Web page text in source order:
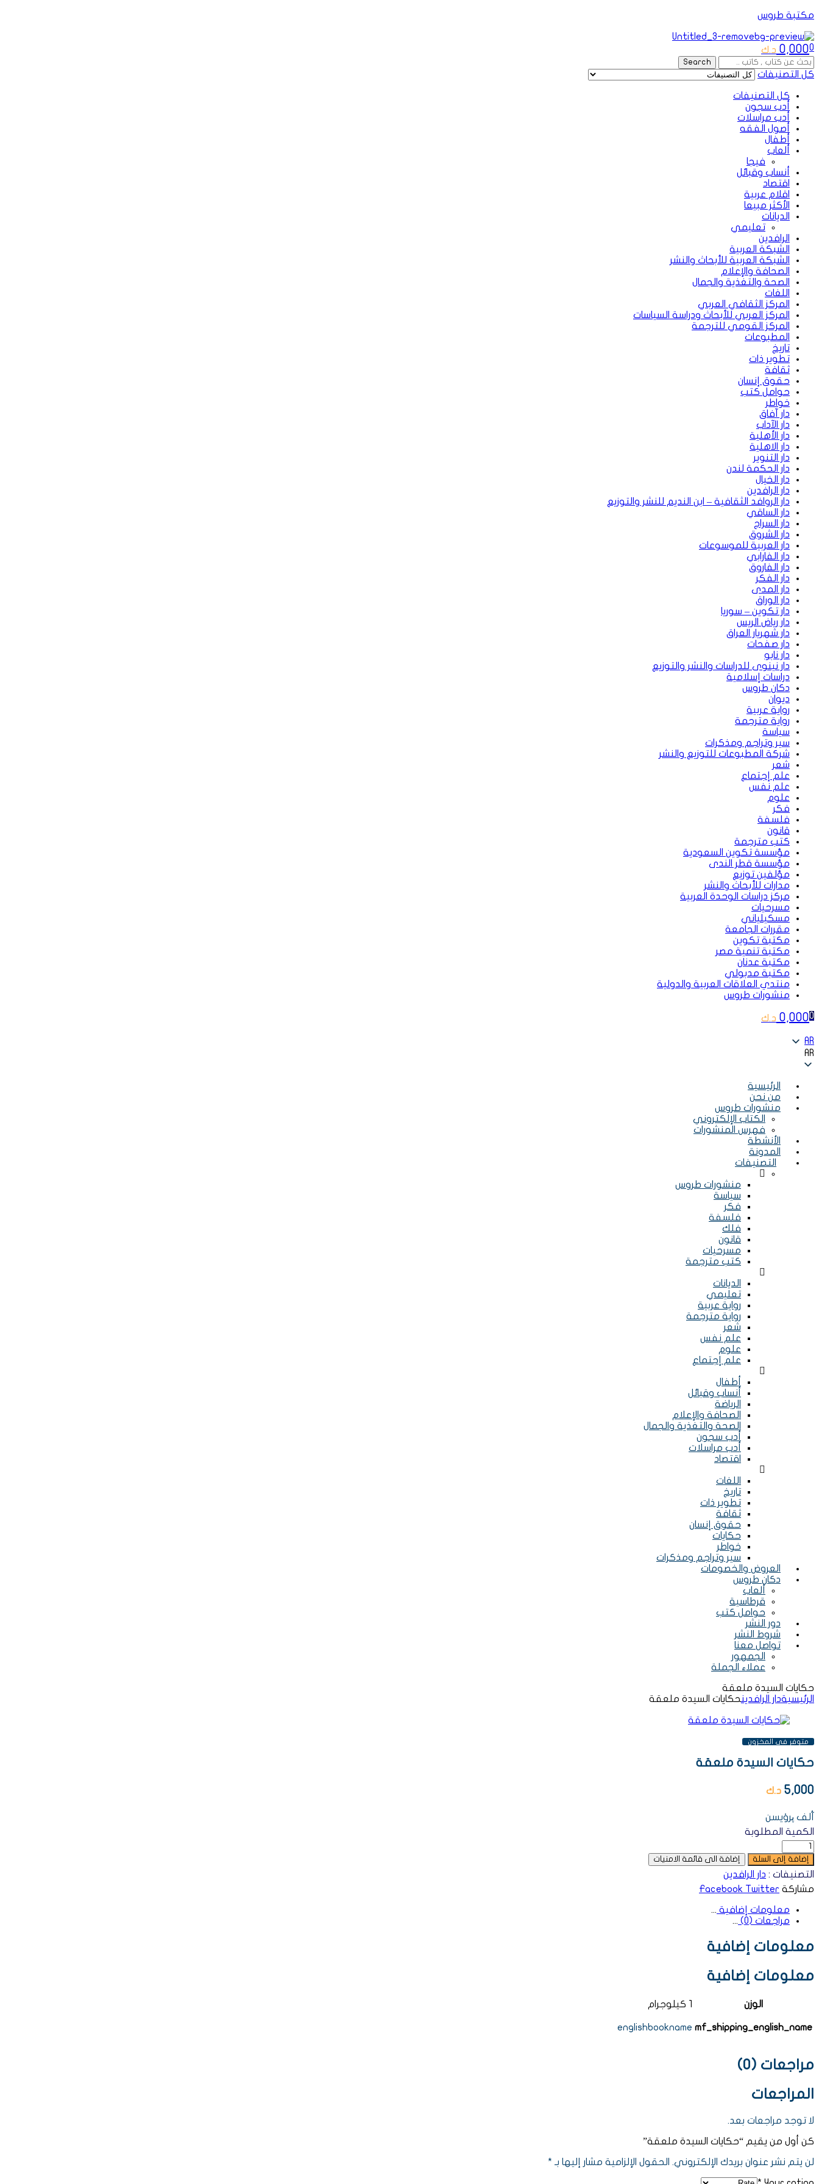
مكتبة طروس
Menu
0
0,000 د.ك
Search
for:
Search
كل التصنيفات
كل التصنيفات
أدب سجون
أدب مراسلات
أصول الفقه
أطفال
ألعاب
فيجا
أنساب وقبائل
اقتصاد
اقلام عربية
الأكثر مبيعا
الديانات
تعليمي
الرافدين
الشبكة العربية
الشبكة العربية للأبحاث والنشر
الصحافة والإعلام
الصحة والتغذية والجمال
اللغات
المركز الثقافي العربي
المركز العربي للأبحاث ودراسة السياسات
المركز القومي للترجمة
المطبوعات
تاريخ
تطوير ذات
ثقافة
حقوق إنسان
حوامل كتب
خواطر
دار آفاق
دار الآداب
دار الأهلية
دار الاهلية
دار التنوير
دار الحكمة لندن
دار الخيال
دار الرافدين
دار الروافد الثقافية – ابن النديم للنشر والتوزيع
دار الساقي
دار السراج
دار الشروق
دار العربية للموسوعات
دار الفارابي
دار الفاروق
دار الفكر
دار المدى
دار الوراق
دار تكوين – سوريا
دار رياض الريس
دار شهريار العراق
دار صفحات
دار نابو
دار نينوى للدراسات والنشر والتوزيع
دراسات إسلامية
دكان طروس
ديوان
رواية عربية
رواية مترجمة
سياسة
سير وتراجم ومذكرات
شركة المطبوعات للتوزيع والنشر
شعر
علم إجتماع
علم نفس
علوم
فكر
فلسفة
قانون
كتب مترجمة
مؤسسة تكوين السعودية
مؤسسة قطر الندى
مؤلفين توزيع
مدارات للأبحاث والنشر
مركز دراسات الوحدة العربية
مسرحيات
مسكيلياني
مقررات الجامعة
مكتبة تكوين
مكتبة تنمية مصر
مكتبة عدنان
مكتبة مدبولي
منتدي العلاقات العربية والدولية
منشورات طروس
0
0,000 د.ك
AR
AR
الرئيسية
من نحن
منشورات طروس
الكتاب الإلكتروني
فهرس المنشورات
الأنشطة
المدونة
التصنيفات
Menu
منشورات طروس
سياسة
فكر
فلسفة
فلك
قانون
مسرحيات
كتب مترجمة
Menu
الديانات
تعليمي
رواية عربية
رواية مترجمة
شعر
علم نفس
علوم
علم إجتماع
Menu
أطفال
أنساب وقبائل
الرياضة
الصحافة والإعلام
الصحة والتغذية والجمال
أدب سجون
أدب مراسلات
اقتصاد
Menu
اللغات
تاريخ
تطوير ذات
ثقافة
حقوق إنسان
حكايات
خواطر
سير وتراجم ومذكرات
العروض والخصومات
دكان طروس
ألعاب
قرطاسية
حوامل كتب
دور النشر
شروط النشر
تواصل معنا
الجمهور
عملاء الجملة
حكايات السيدة ملعقة
الرئيسيةدار الرافدينحكايات السيدة ملعقة
AVAILABILITY:
متوفر فى المخزون
حكايات السيدة ملعقة
5,000 د.ك
آْلف پروْيسن
الكمية المطلوبة
إضافة إلى السلة إضافة الى قائمة الامنيات
التصنيفات : دار الرافدين
مشاركة
Facebook Twitter
معلومات إضافية
مراجعات (0)
معلومات إضافية
معلومات إضافية
الوزن 1 كيلوجرام
mf_shipping_english_name
englishbookname
مراجعات (0)
المراجعات
لا توجد مراجعات بعد.
كن أول من يقيم “حكايات السيدة ملعقة”
لن يتم نشر عنوان بريدك الإلكتروني. الحقول الإلزامية مشار إليها بـ *